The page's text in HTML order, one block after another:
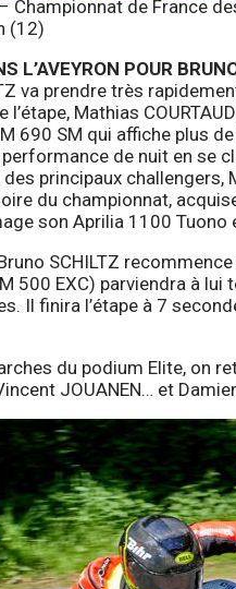
Championnat de France
(12)
L’AVEYRON POUR
va prendre très
Mathias
690 SM qui affiche plus
de nuit en se
des principaux challengers,
du championnat,
son Aprilia 1100 Tuono
SCHILTZ
500 EXC) parviendra à
Il finira l’étape à 7
du podium Elite, on
JOUANEN… et